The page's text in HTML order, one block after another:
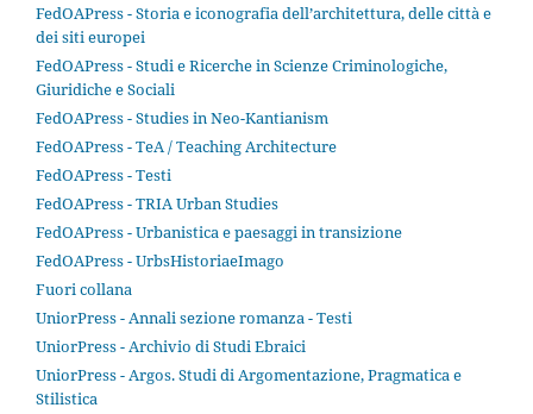
FedOAPress - Storia e iconografia dell’architettura, delle città e
dei siti europei
FedOAPress - Studi e Ricerche in Scienze Criminologiche,
Giuridiche e Sociali
FedOAPress - Studies in Neo-Kantianism
FedOAPress - TeA / Teaching Architecture
FedOAPress - Testi
FedOAPress - TRIA Urban Studies
FedOAPress - Urbanistica e paesaggi in transizione
FedOAPress - UrbsHistoriaeImago
Fuori collana
UniorPress - Annali sezione romanza - Testi
UniorPress - Archivio di Studi Ebraici
UniorPress - Argos. Studi di Argomentazione, Pragmatica e
Stilistica